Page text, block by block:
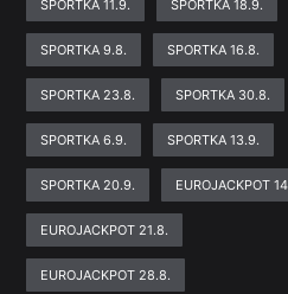
SPORTKA 11.9. SPORTKA 18.9.
SPORTKA 9.8. SPORTKA 16.8.
SPORTKA 23.8. SPORTKA 30.8.
SPORTKA 6.9. SPORTKA 13.9.
SPORTKA 20.9. EUROJACKPOT
EUROJACKPOT 21.8.
EUROJACKPOT 28.8.